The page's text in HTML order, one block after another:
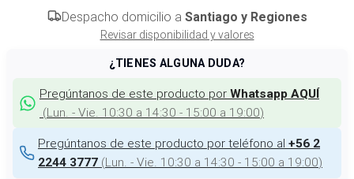
Despacho domicilio a Santiago y Regiones
Revisar disponibilidad y valores
¿TIENES ALGUNA DUDA?
Pregúntanos de este producto por Whatsapp AQUÍ
(Lun. - Vie. 10:30 a 14:30 - 15:00 a 19:00)
Pregúntanos de este producto por teléfono al +56 2
2244 3777 (Lun. - Vie. 10:30 a 14:30 - 15:00 a 19:00)